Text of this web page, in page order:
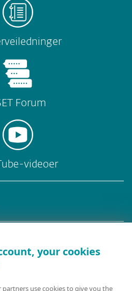
Forum
videoer
your cookies
partners use cookies to give you the